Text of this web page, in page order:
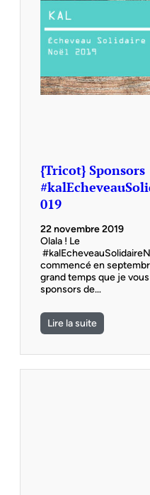
{Tricot} Sponsors
019
22 novembre 2019
Olala ! Le
commencé en
grand temps que je
sponsors de…
Lire la suite